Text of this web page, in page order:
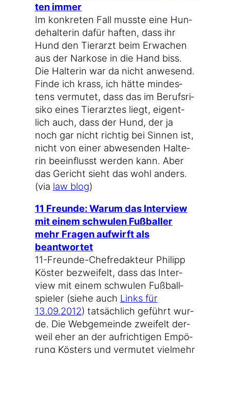
ten immer
Im kon­kre­ten Fall muss­te eine Hun­
de­hal­te­rin dafür haf­ten, dass ihr
Hund den Tier­arzt beim Erwa­chen
aus der Nar­ko­se in die Hand biss.
Die Hal­te­rin war da nicht anwe­send.
Fin­de ich krass, ich hät­te min­des­
tens ver­mu­tet, dass das im Berufs­ri­
si­ko eines Tier­arz­tes liegt, eigent­
lich auch, dass der Hund, der ja
noch gar nicht rich­tig bei Sin­nen ist,
nicht von einer abwe­sen­den Hal­te­
rin beein­flusst wer­den kann. Aber
das Gericht sieht das wohl anders.
(via law blog)
11 Freun­de: War­um das Inter­view
mit einem schwu­len Fuß­bal­ler
mehr Fra­gen auf­wirft als
beantwortet
11-Freunde-Chefredakteur Phil­ipp
Kös­ter bezwei­felt, dass das Inter­
view mit einem schwu­len Fuß­ball­
spie­ler (sie­he auch Links für
13.09.2012) tat­säch­lich geführt wur­
de. Die Web­ge­mein­de zwei­felt der­
weil eher an der auf­rich­ti­gen Empö­
rung Kös­ters und ver­mu­tet viel­mehr